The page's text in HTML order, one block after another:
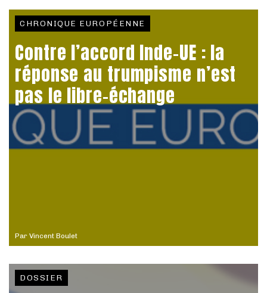
Par Vincent Boulet
CHRONIQUE EUROPÉENNE
Contre l’accord Inde-UE : la
réponse au trumpisme n’est
pas le libre-échange
DOSSIER